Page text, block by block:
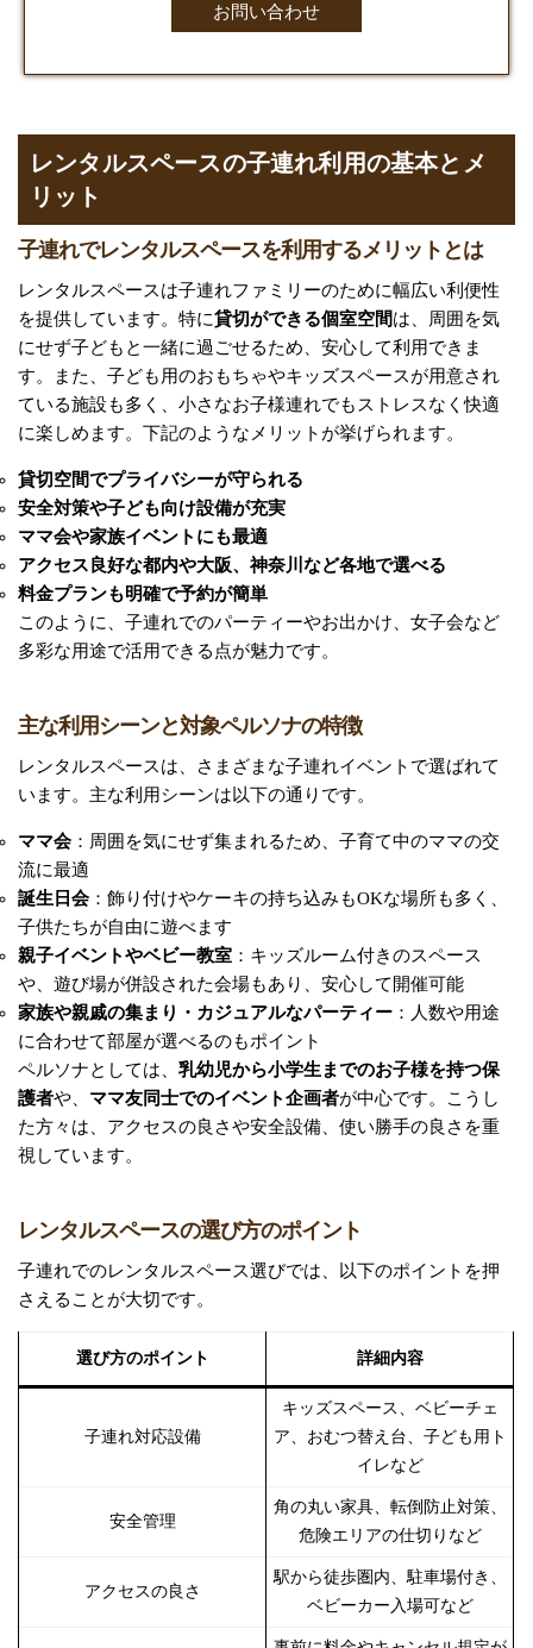
お問い合わせ
レンタルスペースの子連れ利用の基本とメ
リット
子連れでレンタルスペースを利用するメリットとは
レンタルスペースは子連れファミリーのために幅広い利便性
を提供しています。特に貸切ができる個室空間は、周囲を気
にせず子どもと一緒に過ごせるため、安心して利用できま
す。また、子ども用のおもちゃやキッズスペースが用意され
ている施設も多く、小さなお子様連れでもストレスなく快適
に楽しめます。下記のようなメリットが挙げられます。
貸切空間でプライバシーが守られる
安全対策や子ども向け設備が充実
ママ会や家族イベントにも最適
アクセス良好な都内や大阪、神奈川など各地で選べる
料金プランも明確で予約が簡単
このように、子連れでのパーティーやお出かけ、女子会など
多彩な用途で活用できる点が魅力です。
主な利用シーンと対象ペルソナの特徴
レンタルスペースは、さまざまな子連れイベントで選ばれて
います。主な利用シーンは以下の通りです。
ママ会：周囲を気にせず集まれるため、子育て中のママの交
流に最適
誕生日会：飾り付けやケーキの持ち込みもOKな場所も多く、
子供たちが自由に遊べます
親子イベントやベビー教室 ：キッズルーム付きのスペース
や、遊び場が併設された会場もあり、安心して開催可能
家族や親戚の集まり・カジュアルなパーティー ：人数や用途
に合わせて部屋が選べるのもポイント
ペルソナとしては、 乳幼児から小学生までのお子様を持つ保
護者や、 ママ友同士でのイベント企画者が中心です。こうし
た方々は、アクセスの良さや安全設備、使い勝手の良さを重
視しています。
レンタルスペースの選び方のポイント
子連れでのレンタルスペース選びでは、以下のポイントを押
さえることが大切です。
選び方のポイント 詳細内容
子連れ対応設備
キッズスペース、ベビーチェ
ア、おむつ替え台、子ども用ト
イレなど
安全管理
角の丸い家具、転倒防止対策、
危険エリアの仕切りなど
アクセスの良さ
駅から徒歩圏内、駐車場付き、
ベビーカー入場可など